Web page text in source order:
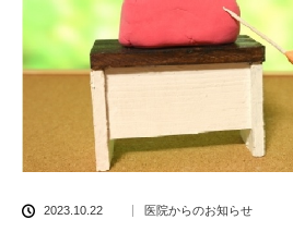
2023.10.22 医院からのお知らせ